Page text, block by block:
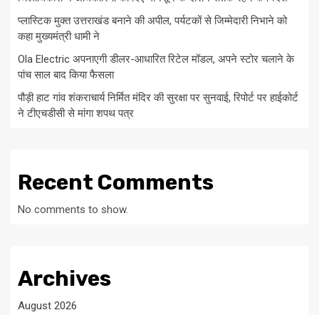
प्लास्टिक मुक्त उत्तराखंड बनाने की अपील, पर्यटकों से जिम्मेदारी निभाने को
कहा मुख्यमंत्री धामी ने
Ola Electric अपनाएगी डीलर-आधारित रिटेल मॉडल, अपने स्टोर चलाने के
पांच साल बाद किया फैसला
पौड़ी हाट गांव शंकराचार्य निर्मित मंदिर की सुरक्षा पर सुनवाई, रिपोर्ट पर हाईकोर्ट
ने टीएचडीसी से मांगा शपथ पत्र
Recent Comments
No comments to show.
Archives
August 2026